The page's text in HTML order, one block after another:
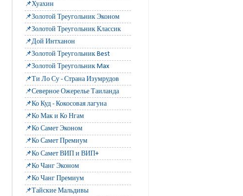
📌Хуахин
📌Золотой Треугольник Эконом
📌Золотой Треугольник Классик
📌Дой Интханон
📌Золотой Треугольник Best
📌Золотой Треугольник Max
📌Ти Ло Су - Страна Изумрудов
📌Северное Ожерелье Таиланда
📌Ко Куд - Кокосовая лагуна
📌Ко Мак и Ко Нгам
📌Ко Самет Эконом
📌Ко Самет Премиум
📌Ко Самет ВИП и ВИП+
📌Ко Чанг Эконом
📌Ко Чанг Премиум
📌Тайские Мальдивы